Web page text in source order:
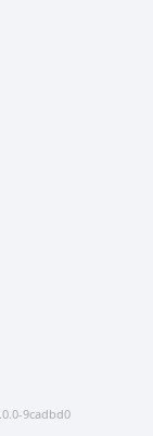
9cadbd0